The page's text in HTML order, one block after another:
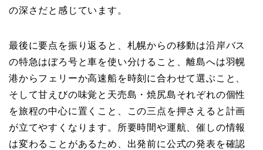
の深さだと感じています。
最後に要点を振り返ると、札幌からの移動は沿岸バス
の特急はぼろ号と車を使い分けること、離島へは羽幌
港からフェリーか高速船を時刻に合わせて選ぶこと、
そして甘えびの味覚と天売島・焼尻島それぞれの個性
を旅程の中心に置くこと、この三点を押さえると計画
が立てやすくなります。所要時間や運航、催しの情報
は変わることがあるため、出発前に公式の発表を確認